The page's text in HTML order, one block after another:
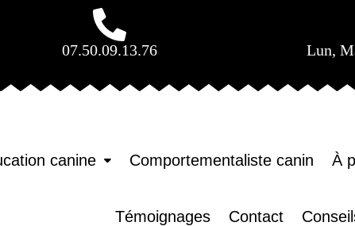
07.50.09.13.76 Lun,
canine Comportementaliste canin À
Témoignages Contact